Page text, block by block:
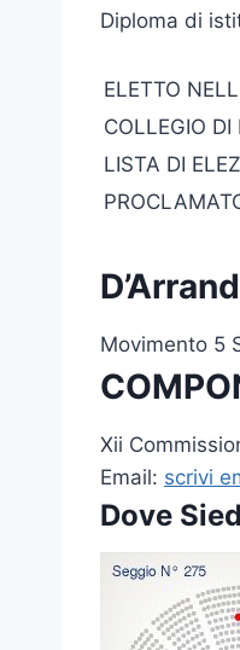
Diploma di
ELETTO
COLLEGIO DI
LISTA DI
Movimento 5
Xii
Email: scrivi
Dove